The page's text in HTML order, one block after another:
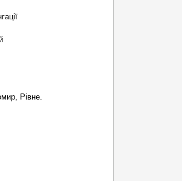
Рівне.